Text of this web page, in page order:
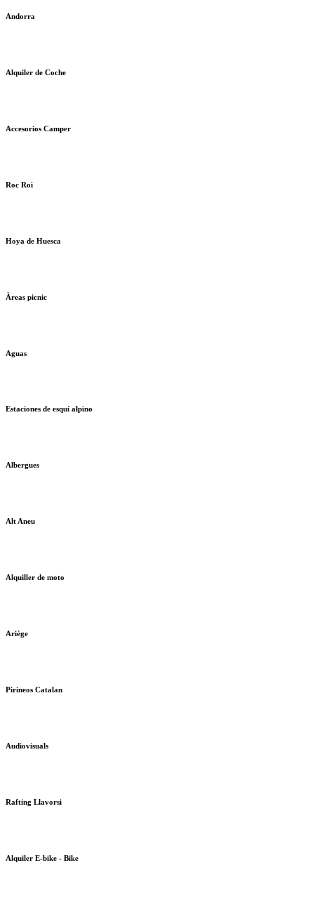
Andorra
Alquiler de Coche
Accesorios Camper
Roc Roi
Hoya de Huesca
Àreas picnic
Aguas
Estaciones de esquí alpino
Albergues
Alt Aneu
Alquiller de moto
Ariège
Pirineos Catalan
Audiovisuals
Rafting Llavorsi
Alquiler E-bike - Bike